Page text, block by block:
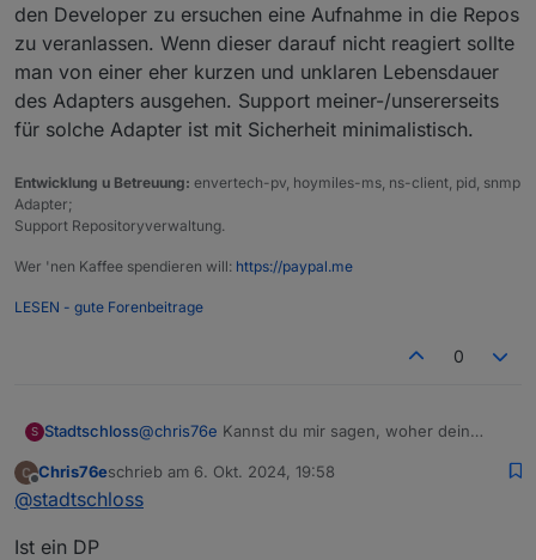
den Developer zu ersuchen eine Aufnahme in die Repos
zu veranlassen. Wenn dieser darauf nicht reagiert sollte
man von einer eher kurzen und unklaren Lebensdauer
des Adapters ausgehen. Support meiner-/unsererseits
für solche Adapter ist mit Sicherheit minimalistisch.
Entwicklung u Betreuung: envertech-pv, hoymiles-ms, ns-client, pid, snmp
Adapter;
Support Repositoryverwaltung.
Wer 'nen Kaffee spendieren will: https://paypal.me
LESEN - gute Forenbeitrage
0
S Stadtschloss@chris76e Kannst du mir sagen, woher dein
24h)
Offline
Chris76eschrieb am 6. Okt. 2024, 19:58
zuletzt editiert von
@stadtschloss
Ist ein DP